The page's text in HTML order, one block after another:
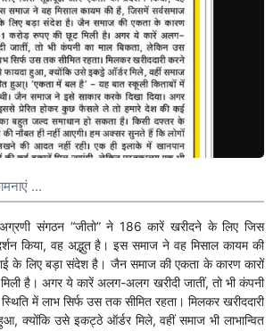
...
संगठन “जीतो” ने 186 कारें खरीदने के लिए जिस
किया, वह अद्भुत है। इस समाज ने वह मिसाल कायम की
के लिए बड़ा संदेश है। जैन समाज की एकता के कारण कारों
है। अगर ये कारें अलग-अलग खरीदी जातीं, तो भी कंपनी
में लाभ सिर्फ उस तक सीमित रहता। मिलकर खरीददारी
क्योंकि उसे इकट्ठे ऑर्डर मिले, वहीं समाज भी लाभान्वित